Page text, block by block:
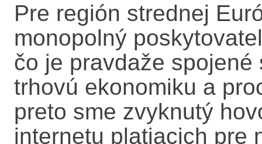
Pre región strednej
monopolný
čo je pravdaže
trhovú ekonomiku a
preto sme zvyknutý
internetu platiacich pre